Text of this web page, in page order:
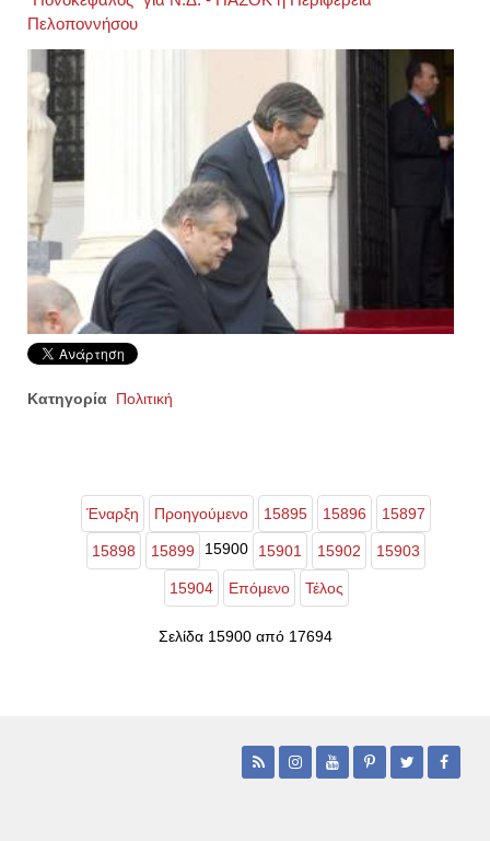
Πελοποννήσου
Κατηγορία Πολιτική
Έναρξη Προηγούμενο 15895 15896 15897
15898 15899 15900 15901 15902 15903
15904 Επόμενο Τέλος
Σελίδα 15900 από 17694